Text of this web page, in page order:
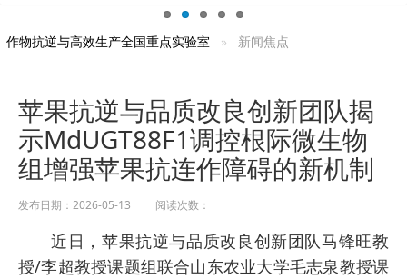
作物抗逆与高效生产全国重点实验室 新闻焦点
苹果抗逆与品质改良创新团队揭
示MdUGT88F1调控根际微生物
组增强苹果抗连作障碍的新机制
发布日期：2026-05-13 阅读次数：
近日，苹果抗逆与品质改良创新团队马锋旺教
授/李超教授课题组联合山东农业大学毛志泉教授课